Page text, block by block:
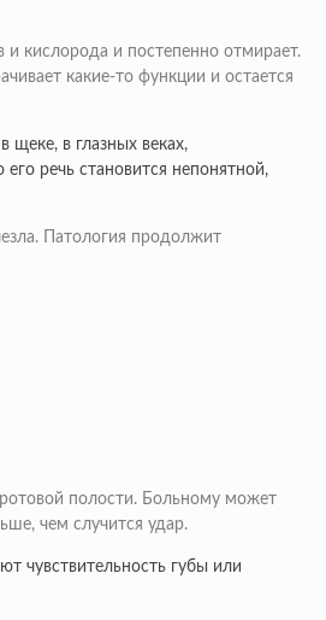
и кислорода и постепенно отмирает.
какие-то функции и остается
щеке, в глазных веках,
речь становится непонятной,
Патология продолжит
полости. Больному может
чем случится удар.
чувствительность губы или